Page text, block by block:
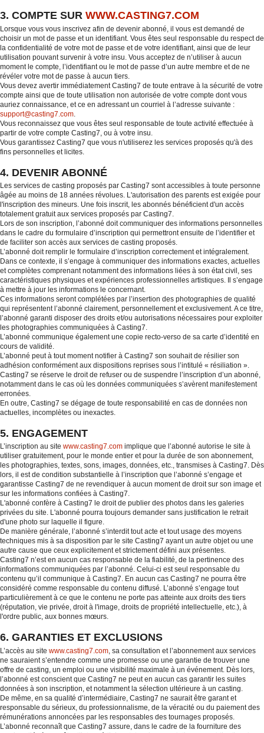
3. COMPTE SUR WWW.CASTING7.COM
Lorsque vous vous inscrivez afin de devenir abonné, il vous est demandé de
choisir un mot de passe et un identifiant. Vous êtes seul responsable du respect de
la confidentialité de votre mot de passe et de votre identifiant, ainsi que de leur
utilisation pouvant survenir à votre insu. Vous acceptez de n’utiliser à aucun
moment le compte, l’identifiant ou le mot de passe d’un autre membre et de ne
révéler votre mot de passe à aucun tiers.
Vous devez avertir immédiatement Casting7 de toute entrave à la sécurité de votre
compte ainsi que de toute utilisation non autorisée de votre compte dont vous
auriez connaissance, et ce en adressant un courriel à l’adresse suivante :
support@casting7.com
Vous reconnaissez que vous êtes seul responsable de toute activité effectuée à
partir de votre compte Casting7, ou à votre insu.
Vous garantissez Casting7 que vous n'utiliserez les services proposés qu'à des
fins personnelles et licites.
4. DEVENIR ABONNÉ
Les services de casting proposés par Casting7 sont accessibles à toute personne
âgée au moins de 18 années révolues. L'autorisation des parents est exigée pour
l'inscription des mineurs. Une fois inscrit, les abonnés bénéficient d'un accès
totalement gratuit aux services proposés par Casting7.
Lors de son inscription, l’abonné doit communiquer des informations personnelles
dans le cadre du formulaire d’inscription qui permettront ensuite de l’identifier et
de faciliter son accès aux services de casting proposés.
L’abonné doit remplir le formulaire d’inscription correctement et intégralement.
Dans ce contexte, il s’engage à communiquer des informations exactes, actuelles
et complètes comprenant notamment des informations liées à son état civil, ses
caractéristiques physiques et expériences professionnelles artistiques. Il s’engage
à mettre à jour les informations le concernant.
Ces informations seront complétées par l’insertion des photographies de qualité
qui représentent l’abonné clairement, personnellement et exclusivement. A ce titre,
l’abonné garanti disposer des droits et/ou autorisations nécessaires pour exploiter
les photographies communiquées à Casting7.
L’abonné communique également une copie recto-verso de sa carte d’identité en
cours de validité.
L’abonné peut à tout moment notifier à Casting7 son souhait de résilier son
adhésion conformément aux dispositions reprises sous l’intitulé « résiliation ».
Casting7 se réserve le droit de refuser ou de suspendre l’inscription d’un abonné,
notamment dans le cas où les données communiquées s’avèrent manifestement
erronées.
En outre, Casting7 se dégage de toute responsabilité en cas de données non
actuelles, incomplètes ou inexactes.
5. ENGAGEMENT
L’inscription au site www.casting7.com implique que l’abonné autorise le site à
utiliser gratuitement, pour le monde entier et pour la durée de son abonnement,
les photographies, textes, sons, images, données, etc., transmises à Casting7. Dès
lors, il est de condition substantielle à l’inscription que l’abonné s’engage et
garantisse Casting7 de ne revendiquer à aucun moment de droit sur son image et
sur les informations confiées à Casting7.
L'abonné confère à Casting7 le droit de publier des photos dans les galeries
privées du site. L'abonné pourra toujours demander sans justification le retrait
d'une photo sur laquelle il figure.
De manière générale, l’abonné s’interdit tout acte et tout usage des moyens
techniques mis à sa disposition par le site Casting7 ayant un autre objet ou une
autre cause que ceux explicitement et strictement défini aux présentes.
Casting7 n’est en aucun cas responsable de la fiabilité, de la pertinence des
informations communiquées par l’abonné. Celui-ci est seul responsable du
contenu qu’il communique à Casting7. En aucun cas Casting7 ne pourra être
considéré comme responsable du contenu diffusé. L’abonné s’engage tout
particulièrement à ce que le contenu ne porte pas atteinte aux droits des tiers
(réputation, vie privée, droit à l'image, droits de propriété intellectuelle, etc.), à
l'ordre public, aux bonnes mœurs.
6. GARANTIES ET EXCLUSIONS
L’accès au site www.casting7.com , sa consultation et l’abonnement aux services
ne sauraient s’entendre comme une promesse ou une garantie de trouver une
offre de casting, un emploi ou une visibilité maximale à un événement. Dès lors,
l’abonné est conscient que Casting7 ne peut en aucun cas garantir les suites
données à son inscription, et notamment la sélection ultérieure à un casting.
De même, en sa qualité d’intermédiaire, Casting7 ne saurait être garant et
responsable du sérieux, du professionnalisme, de la véracité ou du paiement des
rémunérations annoncées par les responsables des tournages proposés.
L’abonné reconnaît que Casting7 assure, dans le cadre de la fourniture des